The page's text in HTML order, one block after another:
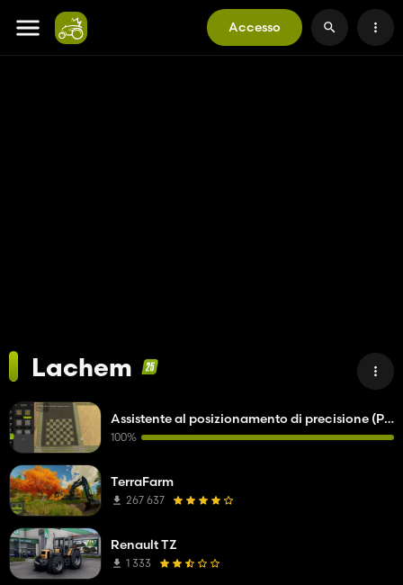
Accesso
Lachem
Assistente al posizionamento di precisione (PPA)
100%
TerraFarm
267 637
Renault TZ
1 333